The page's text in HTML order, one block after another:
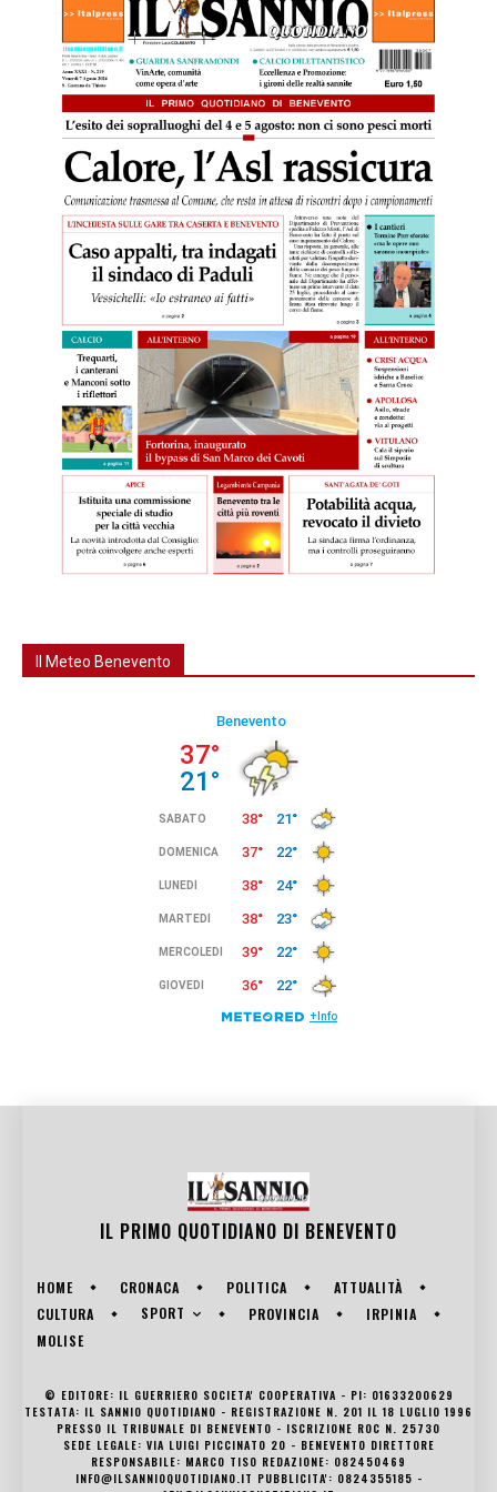
Il Meteo Benevento
IL PRIMO QUOTIDIANO DI BENEVENTO
HOME CRONACA POLITICA
ATTUALITÀ
CULTURA
SPORT PROVINCIA
IRPINIA
MOLISE
© EDITORE: IL GUERRIERO SOCIETA' COOPERATIVA - PI: 01633200629
TESTATA: IL SANNIO QUOTIDIANO - REGISTRAZIONE N. 201 IL 18 LUGLIO 1996
PRESSO IL TRIBUNALE DI BENEVENTO - ISCRIZIONE ROC N. 25730
SEDE LEGALE: VIA LUIGI PICCINATO 20 - BENEVENTO DIRETTORE
RESPONSABILE: MARCO TISO REDAZIONE: 082450469
INFO@ILSANNIOQUOTIDIANO.IT PUBBLICITA': 0824355185 -